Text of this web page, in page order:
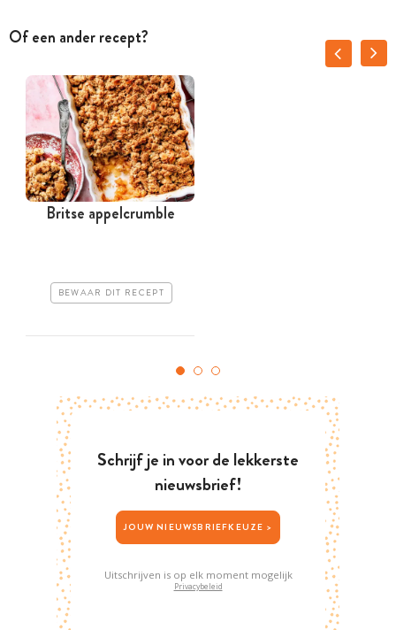
Of een ander recept?
Britse appelcrumble
BEWAAR DIT RECEPT
Schrijf je in voor de lekkerste
nieuwsbrief!
JOUW NIEUWSBRIEFKEUZE >
Uitschrijven is op elk moment mogelijk
Privacybeleid